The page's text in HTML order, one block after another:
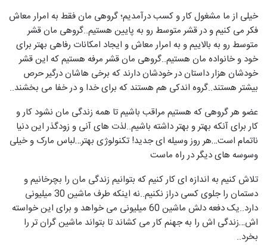
خیلی از ما مشغول کار و کسب درآمدیم؛ گروهی مان فقط به امرار معاش
فکر می کنیم و در قشر متوسط رو به پایین هستیم..گروهی مان قشر
متوسط رو به بالاییم و به امرار معاش و ایجاد امکانات رفاهی بهتر برای
خود و خانواده مان هستیم..گروهی مان قشر مرفه هستیم که این قشر
خودشان هزار داستان در خودشان دارند که برخی هاشان درگیر حرص
بیشتر هستند..گروه اندکی هم هستند که برای خدا و در خفا می بخشند..
عضو هر گروهی که هستیم مراقب باشیم تا همه زندگی مان نشود کار و
کار برای آنکه بهتر و بهتر داشته باشیم..لذت های آنی و زودگذر این دنیا
ناتمام است…هر روز وسیله ای جدید! تکنولوژی بهتر…لباس مارک و خیلی
وسوسه های دیگر در راه ماست
تلاش کنیم به اندازه ای کار کنیم که بتوانیم زندگی مان را بچرخانیم و
دستمان را جلوی کسی دراز نکنیم..نه اینکه طرف ماشین 30 میلیونی
دارد..یک دفعه دلش ماشین 60 میلیونی می خواهد و برای این خواسته
اش…زندگی اش را به جهنم کار می کشاند تا بتواند ماشین گران تر را
بخرد..